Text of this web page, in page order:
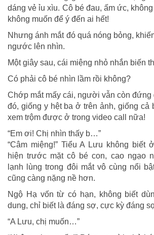
dáng vẻ ỉu xìu. Cô bé đau, ấm ức,
không muốn để ý đến ai hết!
Nhưng ánh mắt đó quá nóng bỏng,
ngước lên nhìn.
Một giây sau, cái miệng nhỏ nhắn biến
Có phải cô bé nhìn lầm rồi không?
Chớp mắt mấy cái, người vẫn còn đứng
đó, giống y hệt ba ở trên ảnh, giống cả
xem trộm được ở trong video call nữa!
“Em ơi! Chị nhìn thấy b…”
“Câm miệng!” Tiểu A Lưu không biết
hiện trước mặt cô bé con, cao ngạo
lạnh lùng trong đôi mắt vô cùng nổi
cũng càng nặng nề hơn.
Ngộ Hạ vốn từ có hạn, không biết
dung, chỉ biết là đáng sợ, cực kỳ đáng
“A Lưu, chị muốn…”